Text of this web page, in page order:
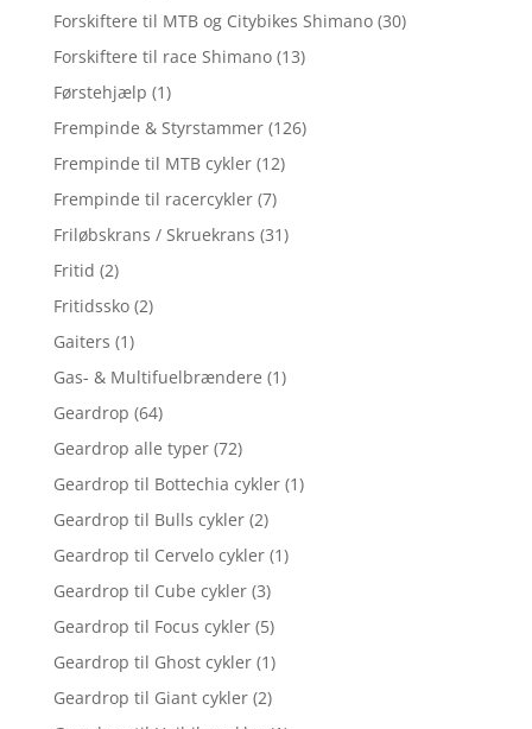
Forskiftere til MTB og Citybikes Shimano (30)
Forskiftere til race Shimano (13)
Førstehjælp (1)
Frempinde & Styrstammer (126)
Frempinde til MTB cykler (12)
Frempinde til racercykler (7)
Friløbskrans / Skruekrans (31)
Fritid (2)
Fritidssko (2)
Gaiters (1)
Gas- & Multifuelbrændere (1)
Geardrop (64)
Geardrop alle typer (72)
Geardrop til Bottechia cykler (1)
Geardrop til Bulls cykler (2)
Geardrop til Cervelo cykler (1)
Geardrop til Cube cykler (3)
Geardrop til Focus cykler (5)
Geardrop til Ghost cykler (1)
Geardrop til Giant cykler (2)